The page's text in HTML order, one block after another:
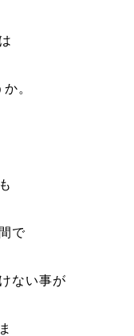
。
で
ない事が